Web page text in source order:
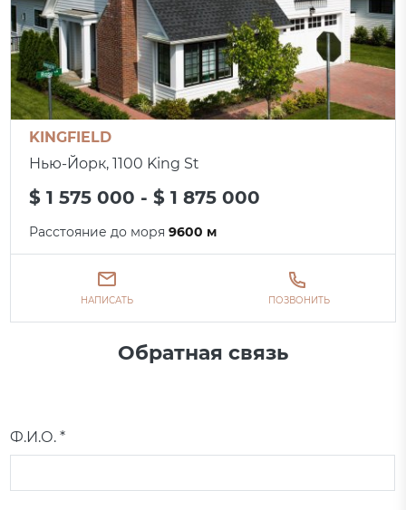
KINGFIELD
Нью-Йорк, 1100 King St
$ 1 575 000 - $ 1 875 000
Расстояние до моря9600 м
НАПИСАТЬ ПОЗВОНИТЬ
Обратная связь
Ф.И.О. *